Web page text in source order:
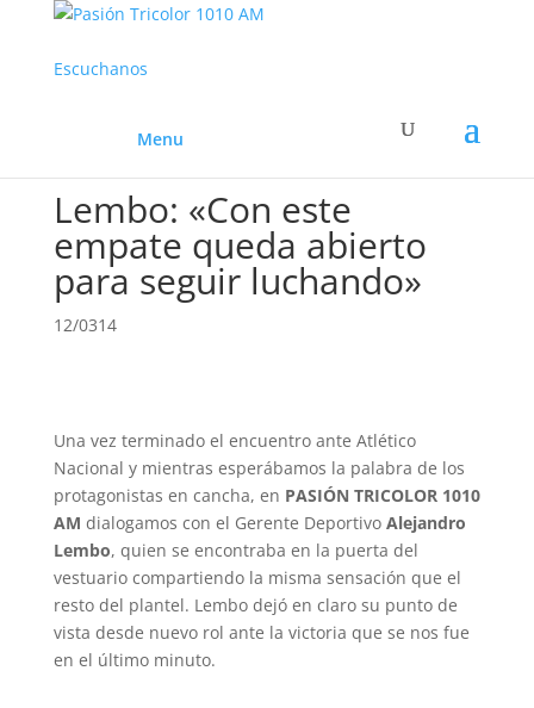
Escuchanos
Menu
Lembo: «Con este
empate queda abierto
para seguir luchando»
12/0314
Una vez terminado el encuentro ante Atlético
Nacional y mientras esperábamos la palabra de los
protagonistas en cancha, en PASIÓN TRICOLOR 1010
AM dialogamos con el Gerente Deportivo Alejandro
Lembo, quien se encontraba en la puerta del
vestuario compartiendo la misma sensación que el
resto del plantel. Lembo dejó en claro su punto de
vista desde nuevo rol ante la victoria que se nos fue
en el último minuto.